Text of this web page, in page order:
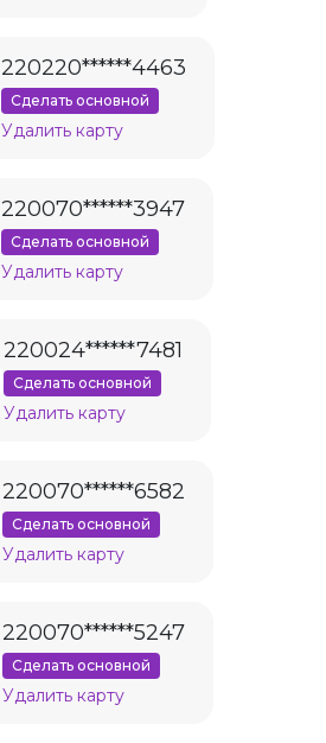
220220******4463
Сделать основной
Удалить карту
220070******3947
Сделать основной
Удалить карту
220024******7481
Сделать основной
Удалить карту
220070******6582
Сделать основной
Удалить карту
220070******5247
Сделать основной
Удалить карту